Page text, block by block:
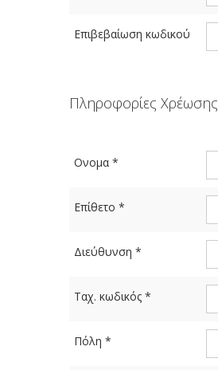
Επιβεβαίωση κωδικού
Πληροφορίες Χρέωσης
Ονομα *
Επίθετο *
Διεύθυνση *
Ταχ. κωδικός *
Πόλη *